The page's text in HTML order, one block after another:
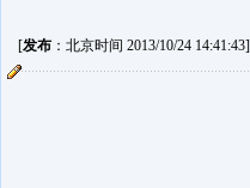
[发布：北京时间 2013/10/24 14:41:43]